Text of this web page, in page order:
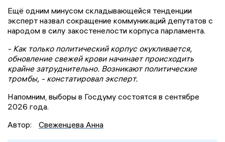
Ещё одним минусом складывающейся тенденции
эксперт назвал сокращение коммуникаций депутатов с
народом в силу закостенелости корпуса парламента.
- Как только политический корпус окукливается,
обновление свежей крови начинает происходить
крайне затруднительно. Возникают политические
тромбы, - констатировал эксперт.
Напомним, выборы в Госдуму состоятся в сентябре
2026 года.
Автор:
Свеженцева Анна